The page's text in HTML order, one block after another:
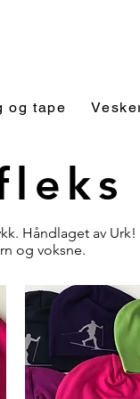
og tape
Håndlaget av Urk!
og voksne.